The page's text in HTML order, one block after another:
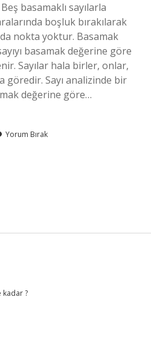
basamaklı sayılarla
boşluk bırakılarak
nokta yoktur. Basamak
basamak değerine göre
Sayılar hala birler, onlar,
göredir. Sayı analizinde bir
değerine göre…
Yorum Bırak
kadar ?